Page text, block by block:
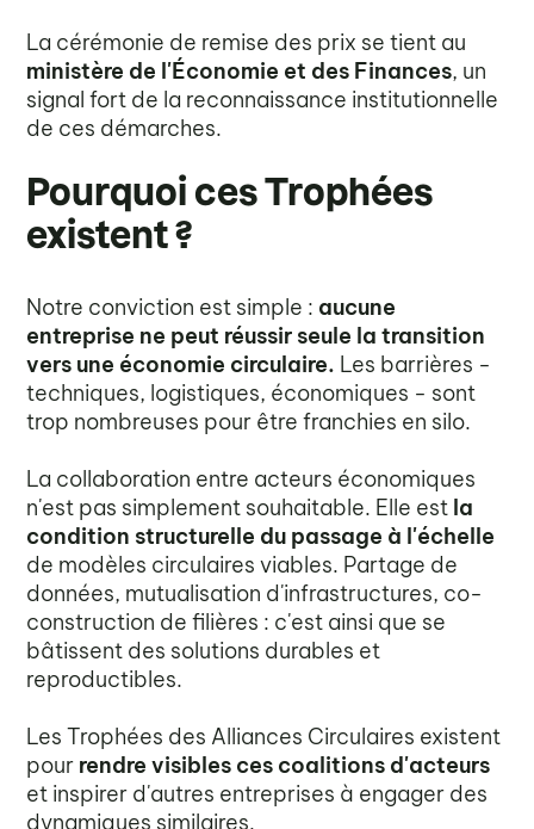
La cérémonie de remise des prix se tient au
ministère de l'Économie et des Finances, un
signal fort de la reconnaissance institutionnelle
de ces démarches.
Pourquoi ces Trophées
existent ?
Notre conviction est simple : aucune
entreprise ne peut réussir seule la transition
vers une économie circulaire. Les barrières -
techniques, logistiques, économiques - sont
trop nombreuses pour être franchies en silo.
La collaboration entre acteurs économiques
n'est pas simplement souhaitable. Elle est la
condition structurelle du passage à l'échelle
de modèles circulaires viables. Partage de
données, mutualisation d'infrastructures, co-
construction de filières : c'est ainsi que se
bâtissent des solutions durables et
reproductibles.
Les Trophées des Alliances Circulaires existent
pour rendre visibles ces coalitions d'acteurs
et inspirer d'autres entreprises à engager des
dynamiques similaires.